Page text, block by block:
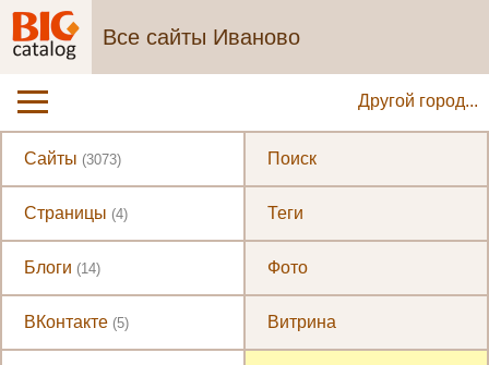
Все сайты Иваново
Другой город...
Сайты (3073)
Страницы (4)
Блоги (14)
ВКонтакте (5)
Поиск
Теги
Фото
Витрина